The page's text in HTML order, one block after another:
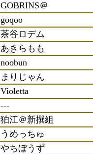
GOBRINS＠
goqoo
茶谷ロデム
あきらもも
noobun
まりじゃん
Violetta
---
狛江＠新撰組
うめっちゅ
やちぼうず